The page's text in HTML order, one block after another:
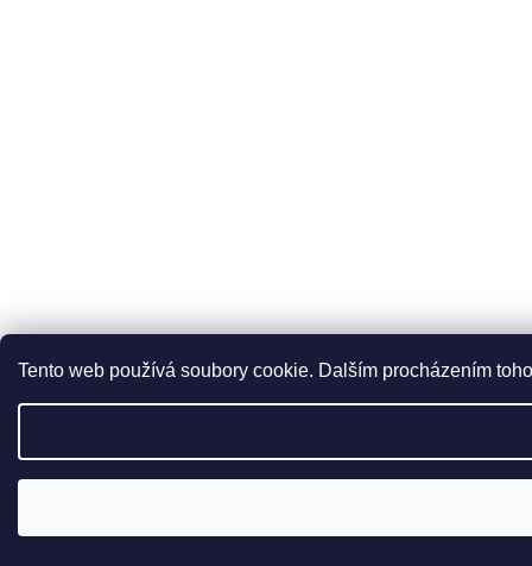
Tento web používá soubory cookie. Dalším procházením